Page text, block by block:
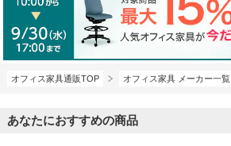
オフィス家具通販TOP オフィス家具 メーカー一覧
あなたにおすすめの商品